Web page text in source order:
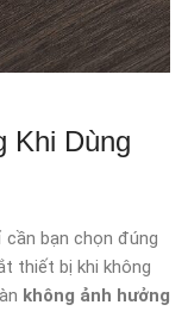
Khi Dùng
cần bạn chọn đúng
thiết bị khi không
không ảnh hưởng